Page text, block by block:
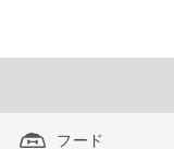
フード